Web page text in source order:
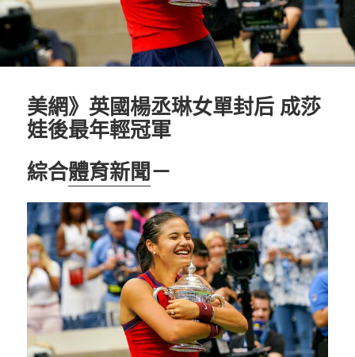
美網》英國楊丞琳女單封后 成莎
娃後最年輕冠軍
綜合體育新聞－